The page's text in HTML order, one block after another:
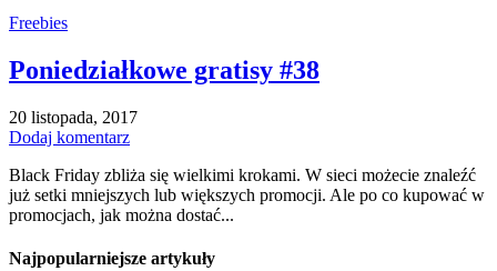
Freebies
Poniedziałkowe gratisy #38
20 listopada, 2017
Dodaj komentarz
Black Friday zbliża się wielkimi krokami. W sieci możecie znaleźć
już setki mniejszych lub większych promocji. Ale po co kupować w
promocjach, jak można dostać...
Najpopularniejsze artykuły